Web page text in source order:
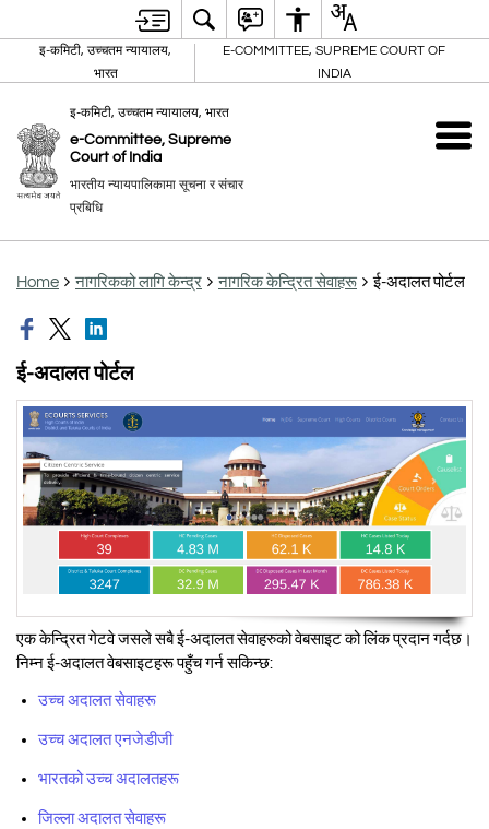
इ-कमिटी, उच्चतम न्यायालय,
भारत
E-COMMITTEE, SUPREME COURT OF
INDIA
इ-कमिटी, उच्चतम न्यायालय, भारत
e-Committee, Supreme
Court of India
भारतीय न्यायपालिकामा सूचना र संचार
प्रबिधि
Home नागरिकको लागि केन्द्र नागरिक केन्द्रित सेवाहरू ई-अदालत पोर्टल
ई-अदालत पोर्टल
एक केन्द्रित गेटवे जसले सबै ई-अदालत सेवाहरुको वेबसाइट को लिंक प्रदान गर्दछ।
निम्न ई-अदालत वेबसाइटहरू पहुँच गर्न सकिन्छ:
उच्च अदालत सेवाहरू
उच्च अदालत एनजेडीजी
भारतको उच्च अदालतहरू
जिल्ला अदालत सेवाहरू